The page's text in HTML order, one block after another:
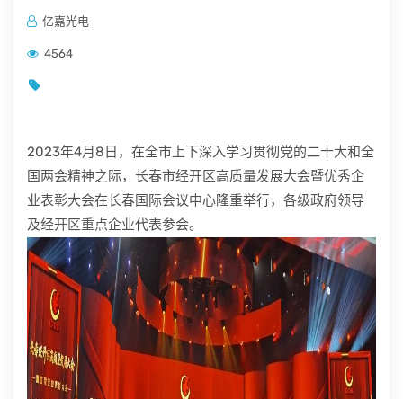
亿嘉光电
4564
2023年4月8日，在全市上下深入学习贯彻党的二十大和全
国两会精神之际，长春市经开区高质量发展大会暨优秀企
业表彰大会在长春国际会议中心隆重举行，各级政府领导
及经开区重点企业代表参会。